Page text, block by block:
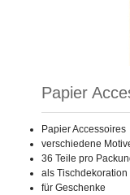
Papier
Papier Accessoires
verschiedene
36 Teile pro
als Tischdekoration
für Geschenke